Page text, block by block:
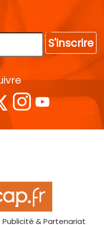
S'inscrire
Publicité & Partenariat